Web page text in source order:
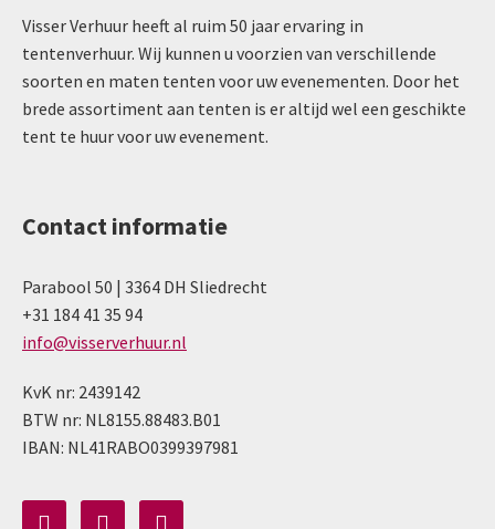
Visser Verhuur heeft al ruim 50 jaar ervaring in
tentenverhuur. Wij kunnen u voorzien van verschillende
soorten en maten tenten voor uw evenementen. Door het
brede assortiment aan tenten is er altijd wel een geschikte
tent te huur voor uw evenement.
Contact informatie
Parabool 50 | 3364 DH Sliedrecht
+31 184 41 35 94
info@visserverhuur.nl
KvK nr: 2439142
BTW nr: NL8155.88483.B01
IBAN: NL41RABO0399397981